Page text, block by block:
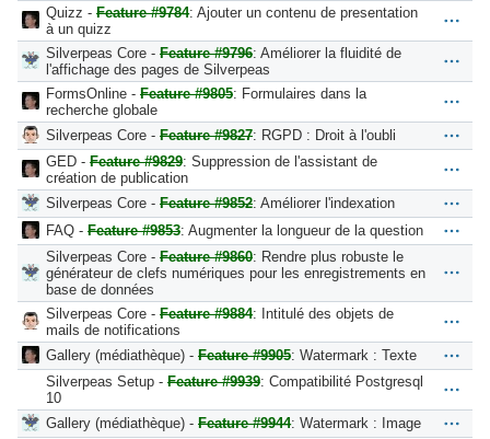
Quizz - Feature #9784: Ajouter un contenu de presentation
à un quizz
Silverpeas Core - Feature #9796: Améliorer la fluidité de
l'affichage des pages de Silverpeas
FormsOnline - Feature #9805: Formulaires dans la
recherche globale
Silverpeas Core - Feature #9827: RGPD : Droit à l'oubli
GED - Feature #9829: Suppression de l'assistant de
création de publication
Silverpeas Core - Feature #9852: Améliorer l'indexation
FAQ - Feature #9853: Augmenter la longueur de la question
Silverpeas Core - Feature #9860: Rendre plus robuste le
générateur de clefs numériques pour les enregistrements en
base de données
Silverpeas Core - Feature #9884: Intitulé des objets de
mails de notifications
Gallery (médiathèque) - Feature #9905: Watermark : Texte
Silverpeas Setup - Feature #9939: Compatibilité Postgresql
10
Gallery (médiathèque) - Feature #9944: Watermark : Image